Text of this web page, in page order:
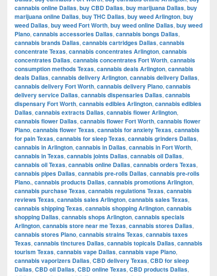
cannabis online Dallas, buy CBD Dallas, buy marijuana Dallas, buy
marijuana online Dallas, buy THC Dallas, buy weed Arlington, buy
weed Dallas, buy weed Fort Worth, buy weed online Dallas, buy weed
Plano, cannabis accessories Dallas, cannabis bongs Dallas,
cannabis brands Dallas, cannabis cartridges Dallas, cannabis
concentrate Texas, cannabis concentrates Arlington, cannabis
concentrates Dallas, cannabis concentrates Fort Worth, cannabis
consumption methods Texas, cannabis deals Arlington, cannabis
deals Dallas, cannabis delivery Arlington, cannabis delivery Dallas,
cannabis delivery Fort Worth, cannabis delivery Plano, cannabis
delivery service Dallas, cannabis dispensaries Dallas, cannabis
dispensary Fort Worth, cannabis edibles Arlington, cannabis edibles
Dallas, cannabis extracts Dallas, cannabis flower Arlington,
cannabis flower Dallas, cannabis flower Fort Worth, cannabis flower
Plano, cannabis flower Texas, cannabis for anxiety Texas, cannabis
for pain Texas, cannabis for sleep Texas, cannabis grinders Dallas,
cannabis in Arlington, cannabis in Dallas, cannabis in Fort Worth,
cannabis in Texas, cannabis joints Dallas, cannabis oil Dallas,
cannabis oil Texas, cannabis online Dallas, cannabis orders Texas,
cannabis pipes Dallas, cannabis pre-rolls Dallas, cannabis pre-rolls
Plano., cannabis products Dallas, cannabis promotions Arlington,
cannabis purchase Texas, cannabis regulations Texas, cannabis
reviews Texas, cannabis sales Arlington, cannabis sales Texas,
cannabis shipping Texas, cannabis shopping Arlington, cannabis
shopping Dallas, cannabis shops Arlington, cannabis specials
Arlington, cannabis store near me Texas, cannabis stores Dallas,
cannabis stores Plano, cannabis strains Texas, cannabis taxes
Texas, cannabis tinctures Dallas, cannabis topicals Dallas, cannabis
tourism Texas, cannabis vape Dallas, cannabis vape Plano,
cannabis vaporizers Dallas, CBD delivery Texas, CBD for sleep
Dallas, CBD oil Dallas, CBD online Texas, CBD products Dallas,